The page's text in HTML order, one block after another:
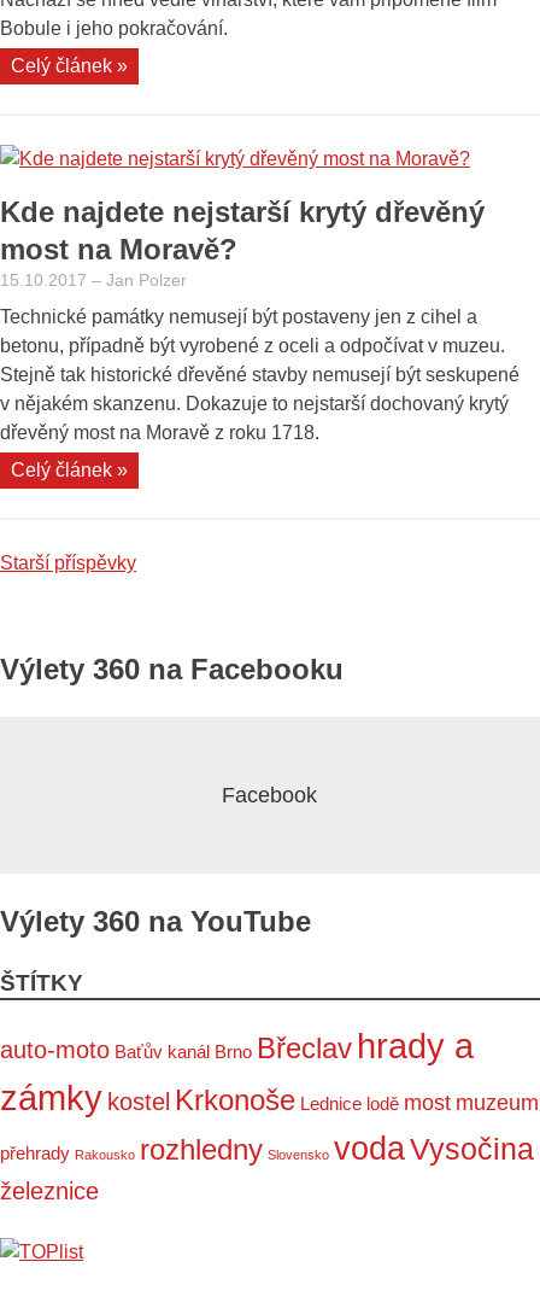
Bobule i jeho pokračování.
Celý článek »„Návštěva
a
které
znáte
Bobule“
Kde najdete nejstarší krytý dřevěný
most na Moravě?
15.10.2017 – Jan Polzer
Technické památky nemusejí být postaveny jen z cihel a
betonu, případně být vyrobené z oceli a odpočívat v muzeu.
Stejně tak historické dřevěné stavby nemusejí být seskupené
v nějakém skanzenu. Dokazuje to nejstarší dochovaný krytý
dřevěný most na Moravě z roku 1718.
Celý článek »„Kde
krytý
Moravě?“
Navigace
Starší příspěvky
Výlety 360 na Facebooku
Výlety 360 na YouTube
ŠTÍTKY
auto-moto Baťův kanál Brno Břeclav hrady a
zámky kostel Krkonoše Lednice lodě most muzeum
přehrady Rakousko rozhledny Slovensko vodaVysočina
železnice